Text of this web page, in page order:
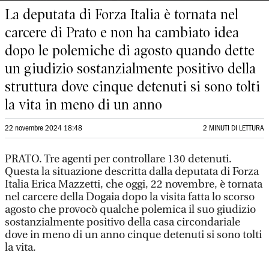
La deputata di Forza Italia è tornata nel
carcere di Prato e non ha cambiato idea
dopo le polemiche di agosto quando dette
un giudizio sostanzialmente positivo della
struttura dove cinque detenuti si sono tolti
la vita in meno di un anno
22 novembre 2024 18:48 2 MINUTI DI LETTURA
PRATO. Tre agenti per controllare 130 detenuti.
Questa la situazione descritta dalla deputata di Forza
Italia Erica Mazzetti, che oggi, 22 novembre, è tornata
nel carcere della Dogaia dopo la visita fatta lo scorso
agosto che provocò qualche polemica il suo giudizio
sostanzialmente positivo della casa circondariale
dove in meno di un anno cinque detenuti si sono tolti
la vita.